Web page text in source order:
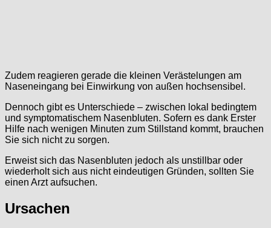
Zudem reagieren gerade die kleinen Verästelungen am
Naseneingang bei Einwirkung von außen hochsensibel.
Dennoch gibt es Unterschiede – zwischen lokal bedingtem
und symptomatischem Nasenbluten. Sofern es dank Erster
Hilfe nach wenigen Minuten zum Stillstand kommt, brauchen
Sie sich nicht zu sorgen.
Erweist sich das Nasenbluten jedoch als unstillbar oder
wiederholt sich aus nicht eindeutigen Gründen, sollten Sie
einen Arzt aufsuchen.
Ursachen